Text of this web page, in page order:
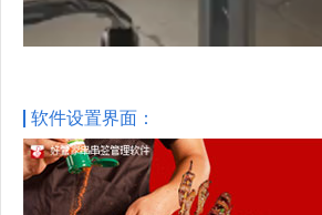
软件设置界面：